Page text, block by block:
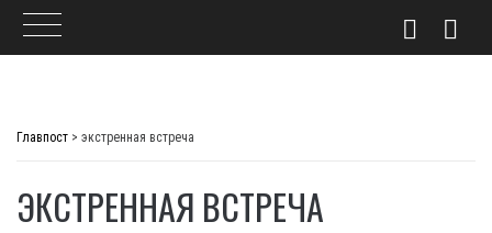
Главпост > экстренная встреча
ЭКСТРЕННАЯ ВСТРЕЧА